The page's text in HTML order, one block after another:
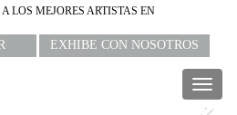
LOS MEJORES ARTISTAS EN
EXHIBE CON NOSOTROS